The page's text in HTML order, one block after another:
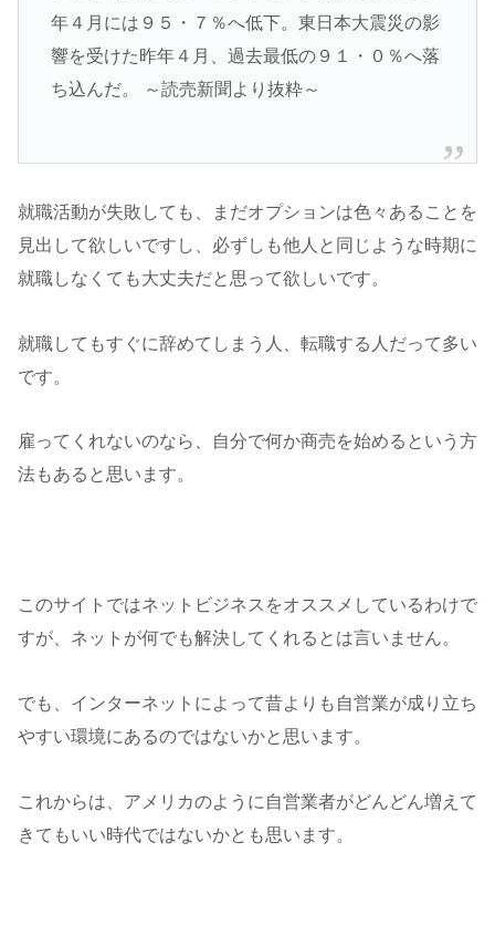
年４月には９５・７％へ低下。東日本大震災の影
響を受けた昨年４月、過去最低の９１・０％へ落
ち込んだ。 ～読売新聞より抜粋～
就職活動が失敗しても、まだオプションは色々あることを
見出して欲しいですし、必ずしも他人と同じような時期に
就職しなくても大丈夫だと思って欲しいです。
就職してもすぐに辞めてしまう人、転職する人だって多い
です。
雇ってくれないのなら、自分で何か商売を始めるという方
法もあると思います。
このサイトではネットビジネスをオススメしているわけで
すが、ネットが何でも解決してくれるとは言いません。
でも、インターネットによって昔よりも自営業が成り立ち
やすい環境にあるのではないかと思います。
これからは、アメリカのように自営業者がどんどん増えて
きてもいい時代ではないかとも思います。